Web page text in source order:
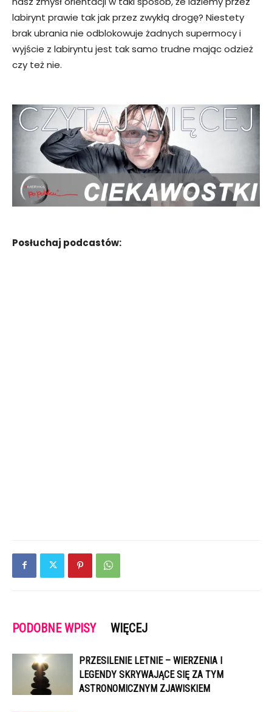
labirynt prawie tak jak przez zwykłą drogę? Niestety
brak ubrania nie odblokowuje żadnych supermocy i
wyjście z labiryntu jest tak samo trudne mając odzież
czy też nie.
Posłuchaj podcastów:
PODOBNE WPISY WIĘCEJ
PRZESILENIE LETNIE – WIERZENIA I
LEGENDY SKRYWAJĄCE SIĘ ZA TYM
ASTRONOMICZNYM ZJAWISKIEM